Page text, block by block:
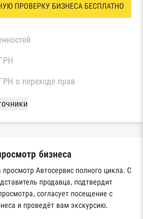
ПРОВЕРКУ БИЗНЕСА БЕСПЛАТНО
о переходе прав
и ЕГРИП Федеральной
контрактов
казначейства
дел Высшего
суда
бизнеса
просмотр Автосервис полного цикла. С
продавца, подтвердит
согласует посещение с
и проведёт вам экскурсию.